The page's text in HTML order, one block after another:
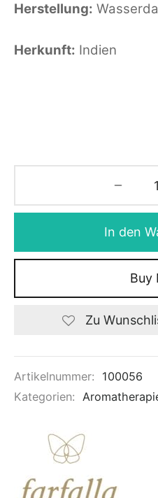
Herstellung:
Herkunft: Indien
In den
Buy
Zu
Artikelnummer:
100056
Kategorien: